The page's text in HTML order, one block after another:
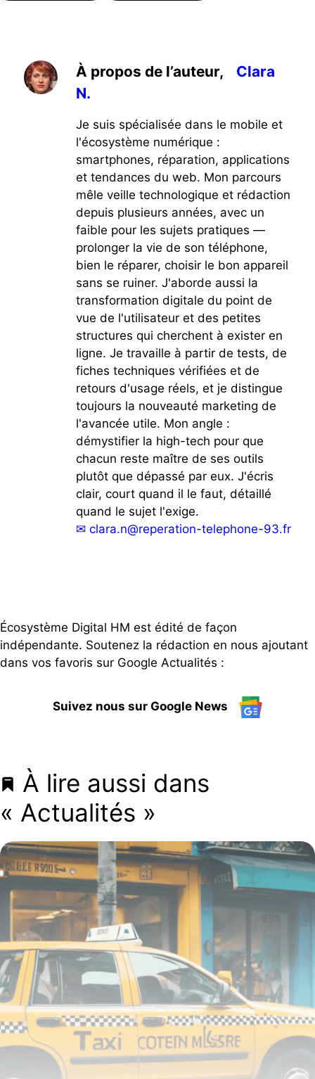
À propos de l’auteur,
Clara
N.
Je suis spécialisée dans le mobile et
l'écosystème numérique :
smartphones, réparation, applications
et tendances du web. Mon parcours
mêle veille technologique et rédaction
depuis plusieurs années, avec un
faible pour les sujets pratiques —
prolonger la vie de son téléphone,
bien le réparer, choisir le bon appareil
sans se ruiner. J'aborde aussi la
transformation digitale du point de
vue de l'utilisateur et des petites
structures qui cherchent à exister en
ligne. Je travaille à partir de tests, de
fiches techniques vérifiées et de
retours d'usage réels, et je distingue
toujours la nouveauté marketing de
l'avancée utile. Mon angle :
démystifier la high-tech pour que
chacun reste maître de ses outils
plutôt que dépassé par eux. J'écris
clair, court quand il le faut, détaillé
quand le sujet l'exige.
✉ clara.n@reperation-telephone-93.fr
Écosystème Digital HM est édité de façon
indépendante. Soutenez la rédaction en nous ajoutant
dans vos favoris sur Google Actualités :
Suivez nous sur Google News
À lire aussi dans
« Actualités »